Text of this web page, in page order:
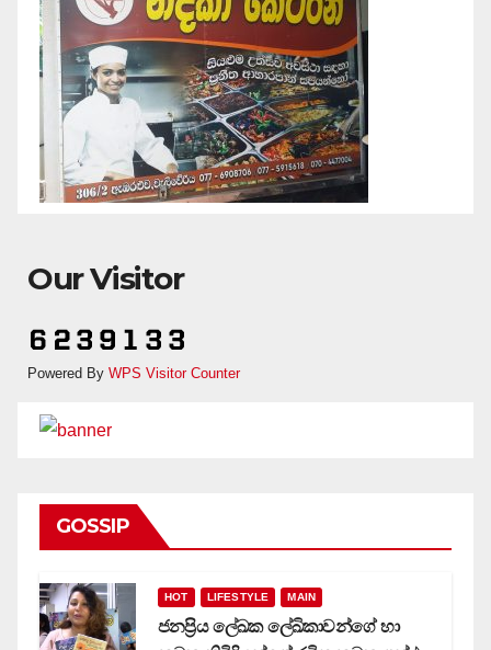
Our Visitor
Powered By WPS Visitor Counter
GOSSIP
HOT LIFESTYLE MAIN
ජනප්‍රිය ලේඛක ලේඛිකාවන්ගේ හා